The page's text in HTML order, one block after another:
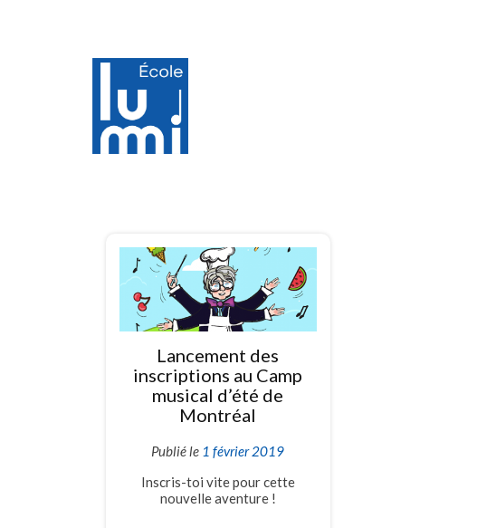
Lancement des
inscriptions au Camp
musical d’été de
Montréal
Publié le 1 février 2019
Inscris-toi vite pour cette
nouvelle aventure !